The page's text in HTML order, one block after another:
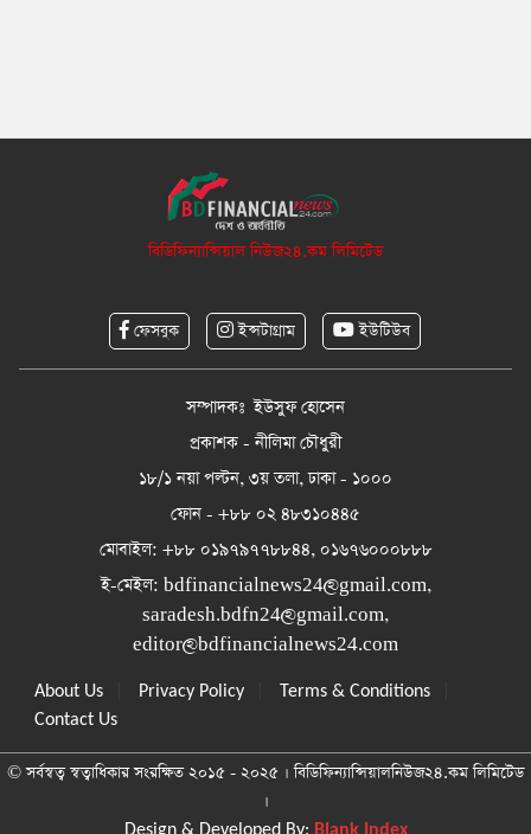
বিডিফিন্যান্সিয়াল নিউজ২৪.কম লিমিটেড
ফেসবুক ইন্সটাগ্রাম ইউটিউব
সম্পাদকঃ ইউসুফ হোসেন
প্রকাশক - নীলিমা চৌধুরী
১৮/১ নয়া পল্টন, ৩য় তলা, ঢাকা - ১০০০
ফোন - +৮৮ ০২ ৪৮৩১০৪৪৫
মোবাইল: +৮৮ ০১৯৭৯৭৭৮৮৪৪, ০১৬৭৬০০০৮৮৮
ই-মেইল: bdfinancialnews24@gmail.com,
saradesh.bdfn24@gmail.com,
editor@bdfinancialnews24.com
About Us Privacy Policy Terms & Conditions
Contact Us
© সর্বস্বত্ব স্বত্বাধিকার সংরক্ষিত ২০১৫ - ২০২৫ । বিডিফিন্যান্সিয়ালনিউজ২৪.কম লিমিটেড
।